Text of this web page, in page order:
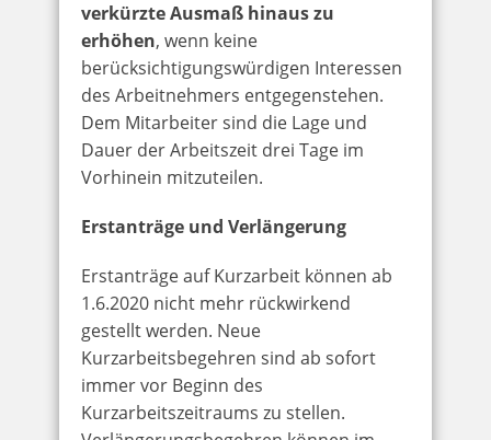
verkürzte Ausmaß hinaus zu
erhöhen, wenn keine
berücksichtigungswürdigen Interessen
des Arbeitnehmers entgegenstehen.
Dem Mitarbeiter sind die Lage und
Dauer der Arbeitszeit drei Tage im
Vorhinein mitzuteilen.
Erstanträge und Verlängerung
Erstanträge auf Kurzarbeit können ab
1.6.2020 nicht mehr rückwirkend
gestellt werden. Neue
Kurzarbeitsbegehren sind ab sofort
immer vor Beginn des
Kurzarbeitszeitraums zu stellen.